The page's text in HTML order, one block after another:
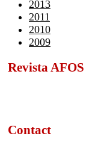
2013
2011
2010
2009
Revista AFOS
Contact